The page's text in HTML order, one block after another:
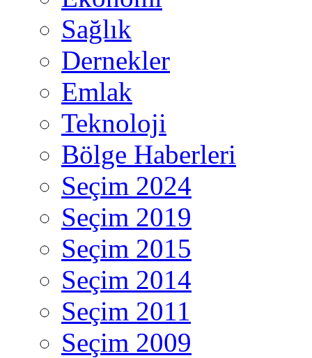
Sağlık
Dernekler
Emlak
Teknoloji
Bölge Haberleri
Seçim 2024
Seçim 2019
Seçim 2015
Seçim 2014
Seçim 2011
Seçim 2009